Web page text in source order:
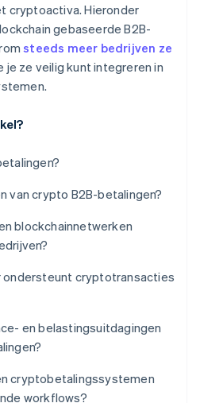
cryptoactiva. Hieronder
gebaseerde B2B-
steeds meer bedrijven ze
je ze veilig kunt integreren in
van crypto B2B-betalingen?
blockchainnetwerken
ondersteunt cryptotransacties
en belastingsuitdagingen
cryptobetalingssystemen
workflows?